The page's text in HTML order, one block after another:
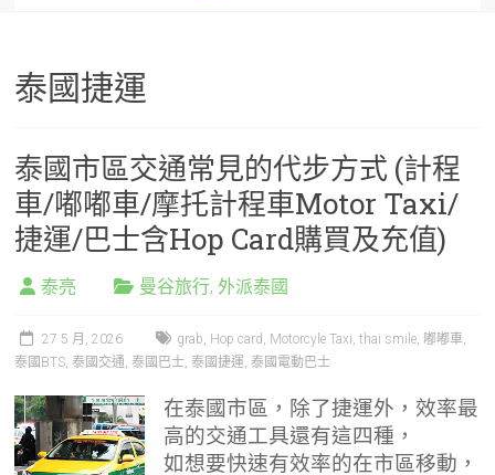
泰國捷運
泰國市區交通常見的代步方式 (計程
車/嘟嘟車/摩托計程車Motor Taxi/
捷運/巴士含Hop Card購買及充值)
泰亮 曼谷旅行,外派泰國
27 5 月, 2026 grab, Hop card , Motorcyle Taxi,thai smile, 嘟嘟車,
泰國BTS,泰國交通,泰國巴士,泰國捷運,泰國電動巴士
在泰國市區，除了捷運外，效率最
高的交通工具還有這四種，
如想要快速有效率的在市區移動，